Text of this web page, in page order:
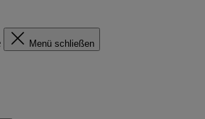
Menü schließen